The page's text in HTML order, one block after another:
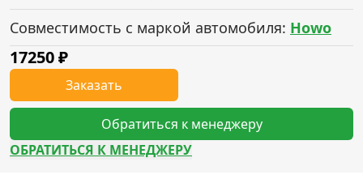
Совместимость с маркой автомобиля: Howo
17250₽
Заказать
Обратиться к менеджеру
ОБРАТИТЬСЯ К МЕНЕДЖЕРУ